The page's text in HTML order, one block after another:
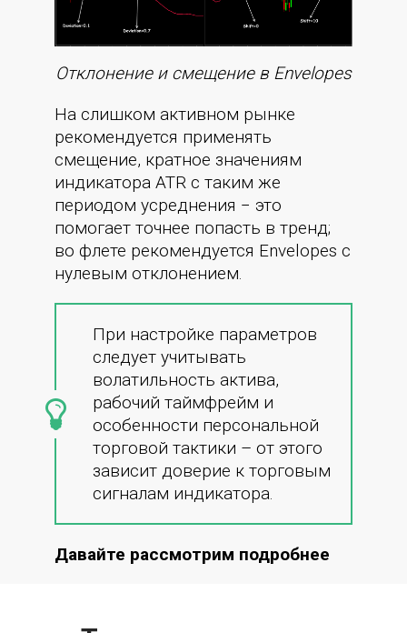
Отклонение и смещение в Envelopes
На слишком активном рынке
рекомендуется применять
смещение, кратное значениям
индикатора ATR с таким же
периодом усреднения − это
помогает точнее попасть в тренд;
во флете рекомендуется Envelopes с
нулевым отклонением.
При настройке параметров
следует учитывать
волатильность актива,
рабочий таймфрейм и
особенности персональной
торговой тактики – от этого
зависит доверие к торговым
сигналам индикатора.
Давайте рассмотрим подробнее